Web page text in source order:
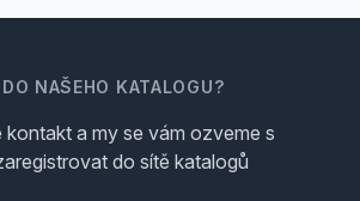
NAŠEHO KATALOGU?
kontakt a my se vám ozveme s
do sítě katalogů